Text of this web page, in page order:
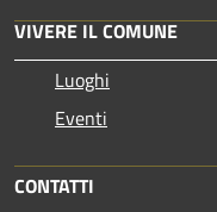
VIVERE IL COMUNE
Luoghi
Eventi
CONTATTI